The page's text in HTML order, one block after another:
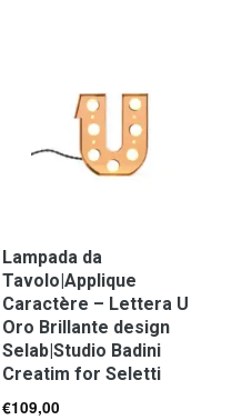
Lampada da
Tavolo|Applique
Caractère – Lettera U
Oro Brillante design
Selab|Studio Badini
Creatim for Seletti
€109,00